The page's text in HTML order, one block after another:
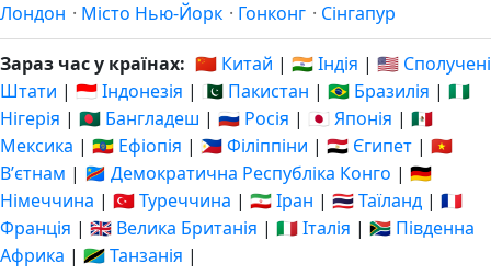
Лондон · Місто Нью-Йорк · Гонконг · Сінгапур
Зараз час у країнах: 🇨🇳 Китай | 🇮🇳 Індія | 🇺🇸 Сполучені
Штати | 🇮🇩 Індонезія | 🇵🇰 Пакистан | 🇧🇷 Бразилія | 🇳🇬
Нігерія | 🇧🇩 Бангладеш | 🇷🇺 Росія | 🇯🇵 Японія | 🇲🇽
Мексика | 🇪🇹 Ефіопія | 🇵🇭 Філіппіни | 🇪🇬 Єгипет | 🇻🇳
Вʼєтнам | 🇨🇩 Демократична Республіка Конго | 🇩🇪
Німеччина | 🇹🇷 Туреччина | 🇮🇷 Іран | 🇹🇭 Таїланд | 🇫🇷
Франція | 🇬🇧 Велика Британія | 🇮🇹 Італія | 🇿🇦 Південна
Африка | 🇹🇿 Танзанія |